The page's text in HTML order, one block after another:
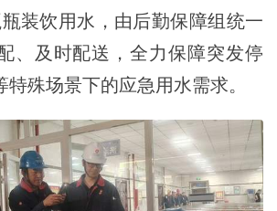
装饮用水，由后勤保障组统一
、及时配送，全力保障突发停
特殊场景下的应急用水需求。